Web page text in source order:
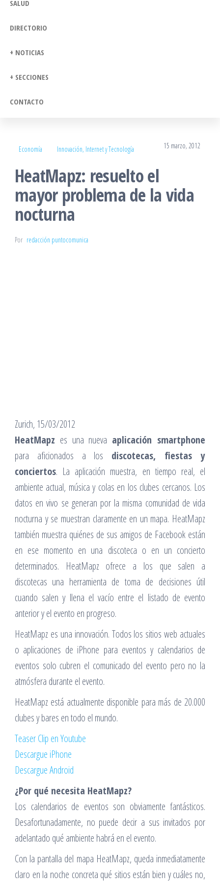
SALUD
DIRECTORIO
+ NOTICIAS
+ SECCIONES
CONTACTO
Economía Innovación, Internet y Tecnología 15 marzo, 2012
HeatMapz: resuelto el
mayor problema de la vida
nocturna
Por redacción puntocomunica
Zurich, 15/03/2012
HeatMapz es una nueva aplicación smartphone
para aficionados a los discotecas, fiestas y
conciertos. La aplicación muestra, en tiempo real, el
ambiente actual, música y colas en los clubes cercanos. Los
datos en vivo se generan por la misma comunidad de vida
nocturna y se muestran claramente en un mapa. HeatMapz
también muestra quiénes de sus amigos de Facebook están
en ese momento en una discoteca o en un concierto
determinados. HeatMapz ofrece a los que salen a
discotecas una herramienta de toma de decisiones útil
cuando salen y llena el vacío entre el listado de evento
anterior y el evento en progreso.
HeatMapz es una innovación. Todos los sitios web actuales
o aplicaciones de iPhone para eventos y calendarios de
eventos solo cubren el comunicado del evento pero no la
atmósfera durante el evento.
HeatMapz está actualmente disponible para más de 20.000
clubes y bares en todo el mundo.
Teaser Clip en Youtube
Descargue iPhone
Descargue Android
¿Por qué necesita HeatMapz?
Los calendarios de eventos son obviamente fantásticos.
Desafortunadamente, no puede decir a sus invitados por
adelantado qué ambiente habrá en el evento.
Con la pantalla del mapa HeatMapz, queda inmediatamente
claro en la noche concreta qué sitios están bien y cuáles no,